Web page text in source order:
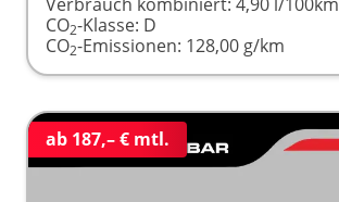
CO2-Klasse: D
CO2-Emissionen: 128,00 g/km
ab 187,– € mtl.